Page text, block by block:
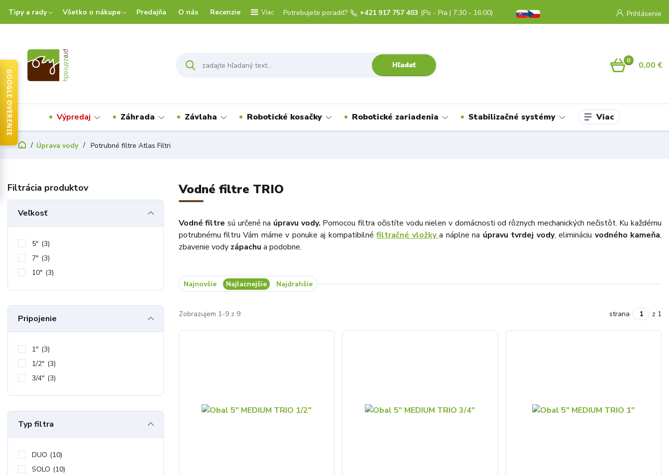
Tipy a rady Všetko o nákupe Predajňa O nás Recenzie Viac Prihlásenie
Hľadať
Potrebujete poradiť? +421 917 757 403 (Po - Pia | 7:30 - 16:00)
0 0,00 €
Výpredaj Záhrada Závlaha Robotické kosačky Robotické zariadenia Stabilizačné systémy Viac
Úprava vody Potrubné filtre Atlas Filtri
Vodné filtre TRIO
Vodné filtre sú určené na úpravu vody. Pomocou filtra očistíte vodu nielen v domácnosti od rôznych mechanických nečistôt. Ku každému
potrubnému filtru Vám máme v ponuke aj kompatibilnéfiltračné vložkya náplne na úpravu tvrdej vody, elimináciu vodného kameňa,
zbavenie vody zápachu a podobne.
Najnovšie Najlacnejšie Najdrahšie
Zobrazujem 1-9 z 9 strana z 1
Veľkosť
5" (3)
7" (3)
10" (3)
Pripojenie
1" (3)
1/2" (3)
3/4" (3)
Typ filtra
DUO (10)
SOLO (10)
GOOGLE OVERENIE